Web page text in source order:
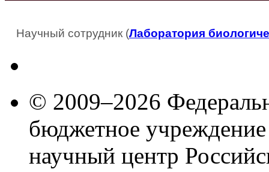
Научный сотрудник (Лаборатория
© 2009–2026
бюджетное
научный центр